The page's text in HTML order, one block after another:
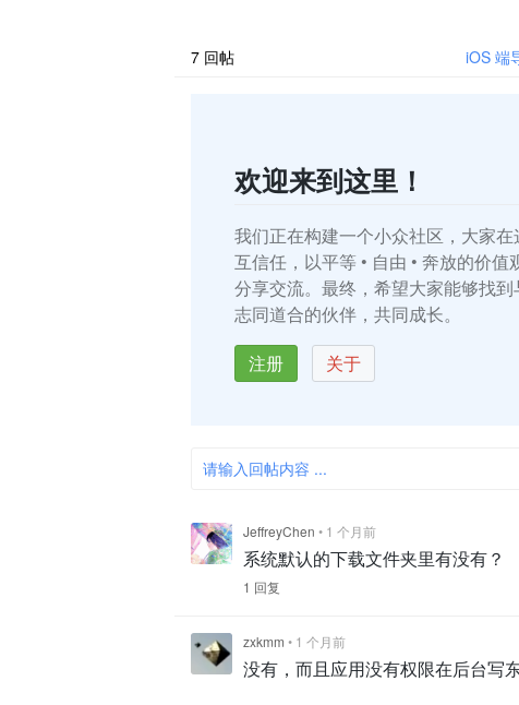
7 回帖 iOS 端
欢迎来到这里！
我们正在构建一个小众社区，大家在
互信任，以平等 • 自由 • 奔放的价值
分享交流。最终，希望大家能够找到
志同道合的伙伴，共同成长。
注册
关于
请输入回帖内容 ...
JeffreyChen • 1 个月前
系统默认的下载文件夹里有没有？
1 回复
zxkmm • 1 个月前
没有，而且应用没有权限在后台写